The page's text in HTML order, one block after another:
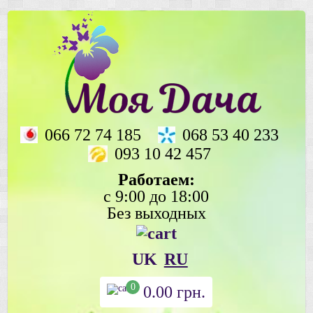
066 72 74 185
068 53 40 233
093 10 42 457
Работаем:
с 9:00 до 18:00
Без выходных
UK RU
0 0.00грн.